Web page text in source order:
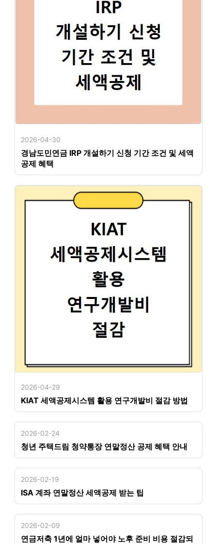
2026-04-30
경남도민연금 IRP 개설하기 신청 기간 조건 및 세액
공제 혜택
2026-04-29
KIAT 세액공제시스템 활용 연구개발비 절감 방법
2026-02-24
청년 주택드림 청약통장 연말정산 공제 혜택 안내
2026-02-19
ISA 계좌 연말정산 세액공제 받는 팁
2026-02-09
연금저축 1년에 얼마 넣어야 노후 준비 비용 절감되